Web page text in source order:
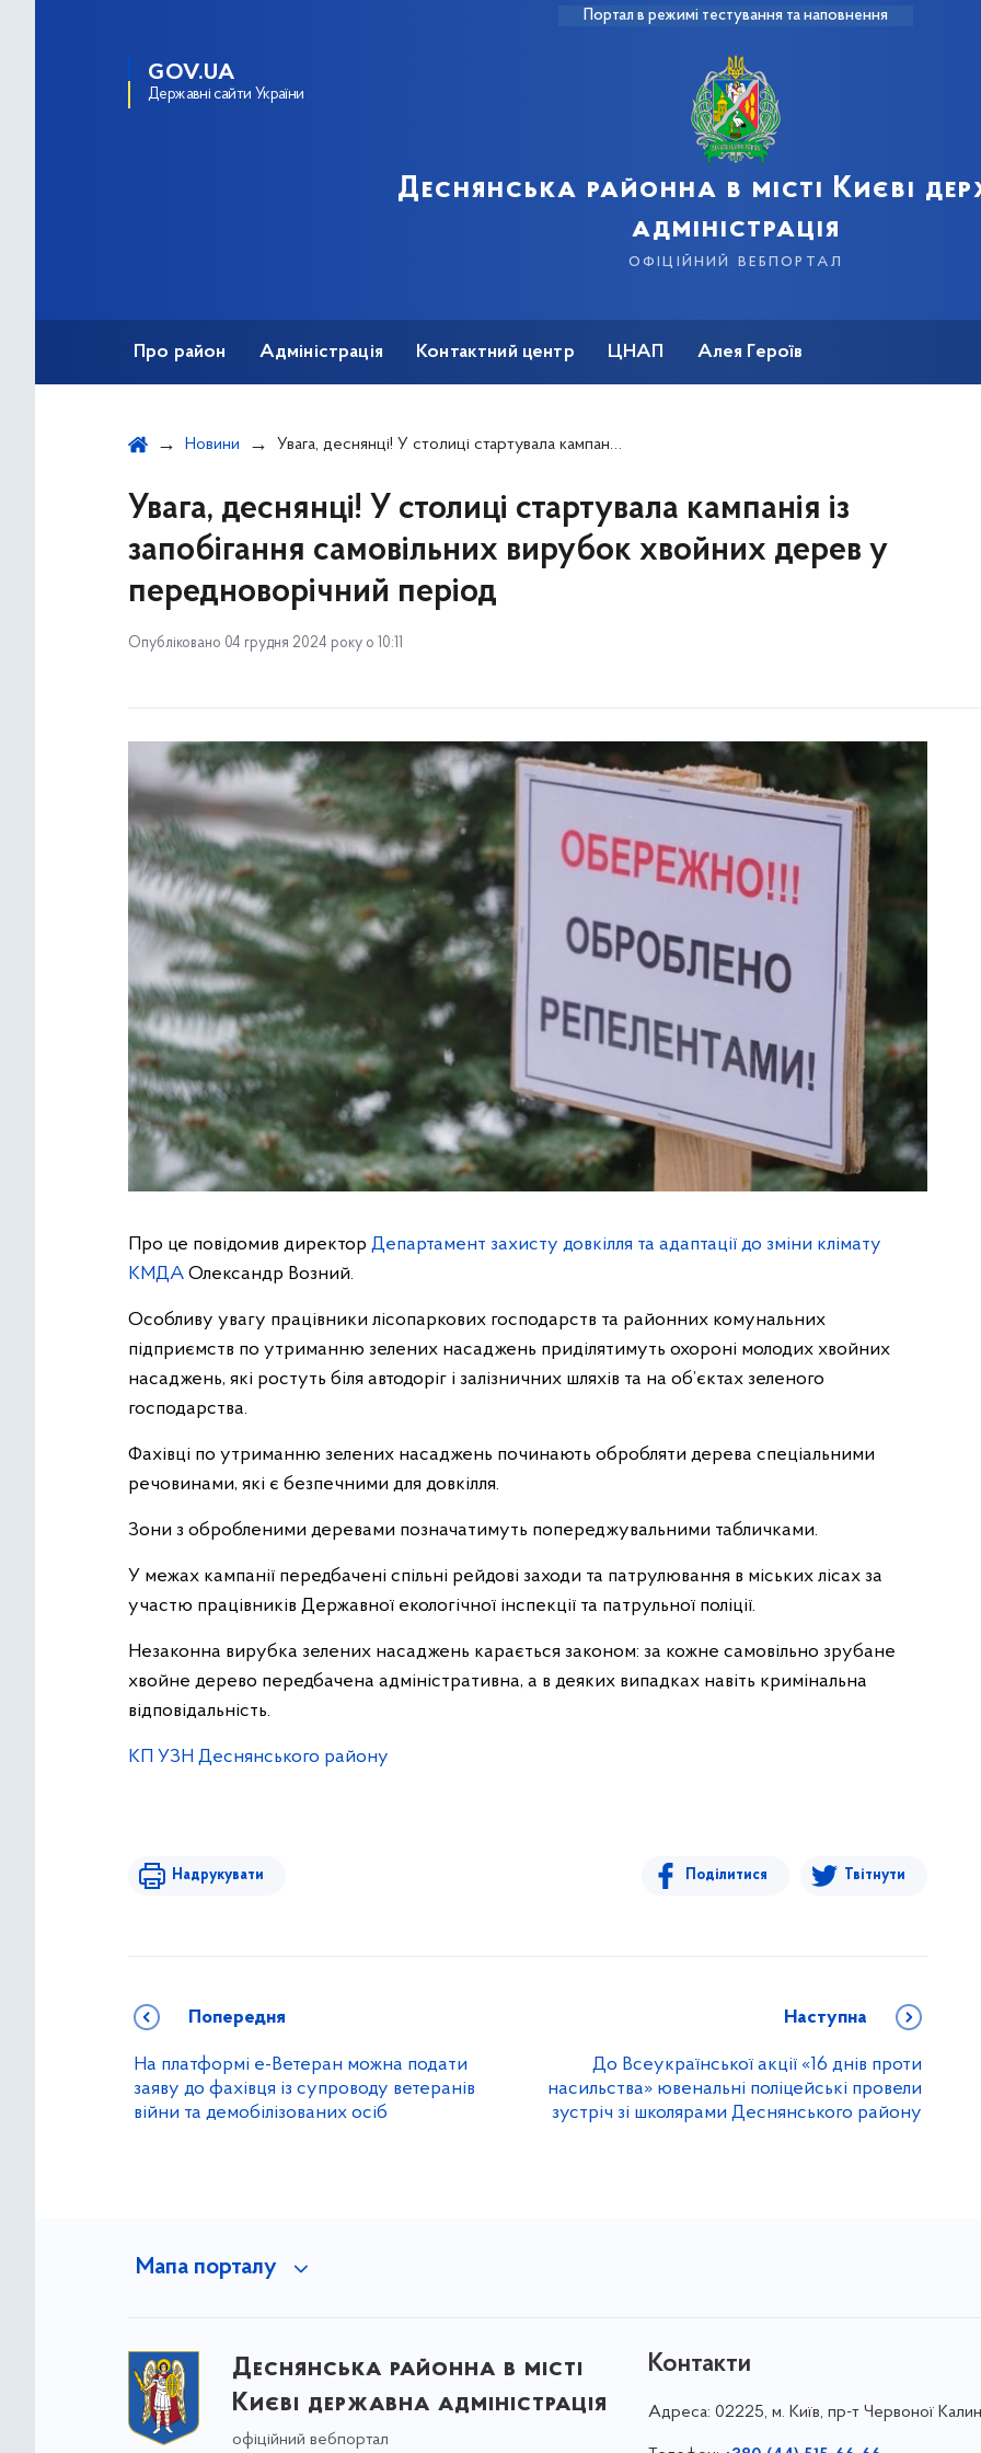
Портал в режимі тестування та наповнення
GOV.UA
Державні сайти України
Деснянська районна в місті Києві
адміністрація
офіційний вебпортал
Про район Адміністрація Контактний центр ЦНАП Алея Героїв
Новини Увага, деснянці! У столиці стартувала кампанія із запобігання самовільних вирубок хвойних дерев у передноворічний період
Увага, деснянці! У столиці стартувала кампанія із
запобігання самовільних вирубок хвойних дерев у
передноворічний період
Опубліковано 04 грудня 2024 року о 10:11
Про це повідомив директор Департамент захисту довкілля та адаптації до зміни клімату
КМДА Олександр Возний.
Особливу увагу працівники лісопаркових господарств та районних комунальних
підприємств по утриманню зелених насаджень приділятимуть охороні молодих хвойних
насаджень, які ростуть біля автодоріг і залізничних шляхів та на об’єктах зеленого
господарства.
Фахівці по утриманню зелених насаджень починають обробляти дерева спеціальними
речовинами, які є безпечними для довкілля.
Зони з обробленими деревами позначатимуть попереджувальними табличками.
У межах кампанії передбачені спільні рейдові заходи та патрулювання в міських лісах за
участю працівників Державної екологічної інспекції та патрульної поліції.
Незаконна вирубка зелених насаджень карається законом: за кожне самовільно зрубане
хвойне дерево передбачена адміністративна, а в деяких випадках навіть кримінальна
відповідальність.
КП УЗН Деснянського району
Надрукувати Поділитися Твітнути
Попередня
На платформі е-Ветеран можна подати
заяву до фахівця із супроводу ветеранів
війни та демобілізованих осіб
Наступна
До Всеукраїнської акції «16 днів проти
насильства» ювенальні поліцейські провели
зустріч зі школярами Деснянського району
Мапа порталу
Деснянська районна в місті
Києві державна адміністрація
офіційний вебпортал
Контакти
Адреса: 02225, м. Київ, пр-т Червоної